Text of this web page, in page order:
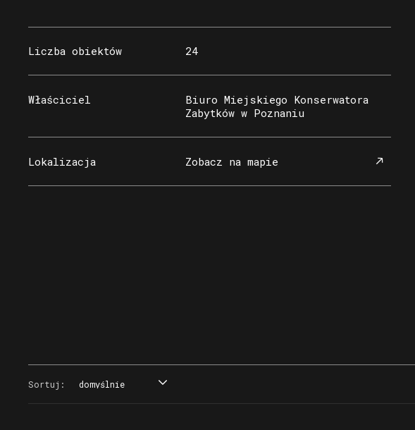
Liczba obiektów 24
Właściciel
Biuro Miejskiego Konserwatora
Zabytków w Poznaniu
Lokalizacja Zobacz na mapie
Sortuj:
domyślnie